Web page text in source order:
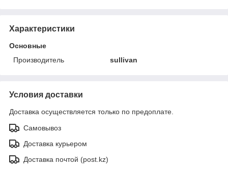
Характеристики
Основные
Производитель
sullivan
Условия доставки
Доставка осуществляется только по предоплате.
Самовывоз
Доставка курьером
Доставка почтой (post.kz)